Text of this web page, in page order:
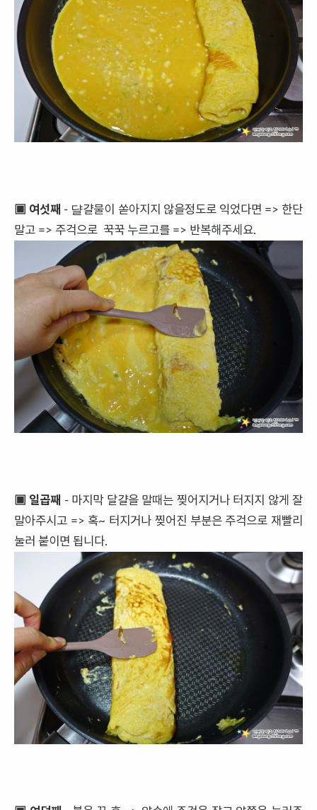
▣ 여섯째 - 댤걀물이 쏟아지지 않을정도로 익었다면 => 한단
말고 => 주걱으로 꾹꾹 누르고를 => 반복해주세요.
▣ 일곱째 - 마지막 달걀을 말때는 찢어지거나 터지지 않게 잘
말아주시고 => 혹~ 터지거나 찢어진 부분은 주걱으로 재빨리
눌러 붙이면 됩니다.